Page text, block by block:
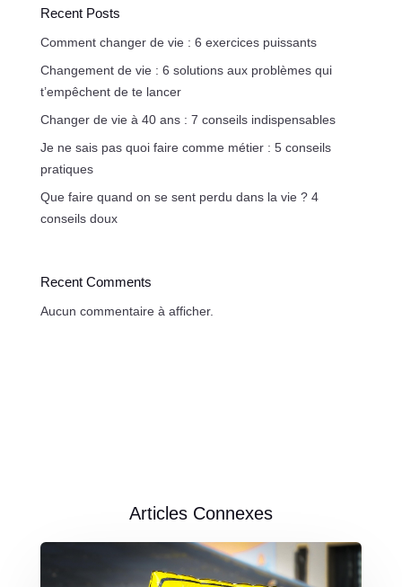
Recent Posts
Comment changer de vie : 6 exercices puissants
Changement de vie : 6 solutions aux problèmes qui
t’empêchent de te lancer
Changer de vie à 40 ans : 7 conseils indispensables
Je ne sais pas quoi faire comme métier : 5 conseils
pratiques
Que faire quand on se sent perdu dans la vie ? 4
conseils doux
Recent Comments
Aucun commentaire à afficher.
Articles Connexes